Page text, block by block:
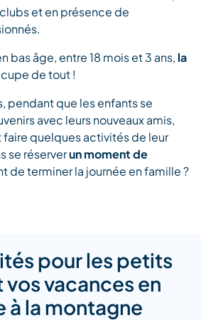
et en présence de
bas âge, entre 18 mois et 3 ans, la
de tout !
pendant que les enfants se
avec leurs nouveaux amis,
faire quelques activités de leur
se réserverun moment de
de terminer la journée en famille ?
pour les petits
vacances en
à la montagne